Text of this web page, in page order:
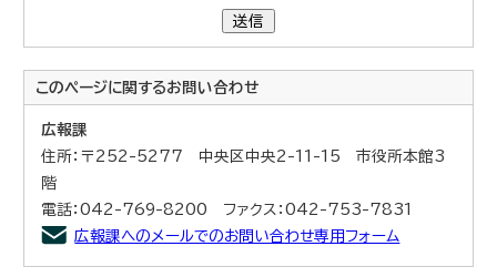
送信
このページに関するお問い合わせ
広報課
住所：〒252-5277 中央区中央2-11-15 市役所本館3
階
電話：042-769-8200 ファクス：042-753-7831
広報課へのメールでのお問い合わせ専用フォーム